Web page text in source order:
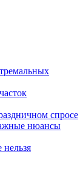
спросе
нюансы
нельзя